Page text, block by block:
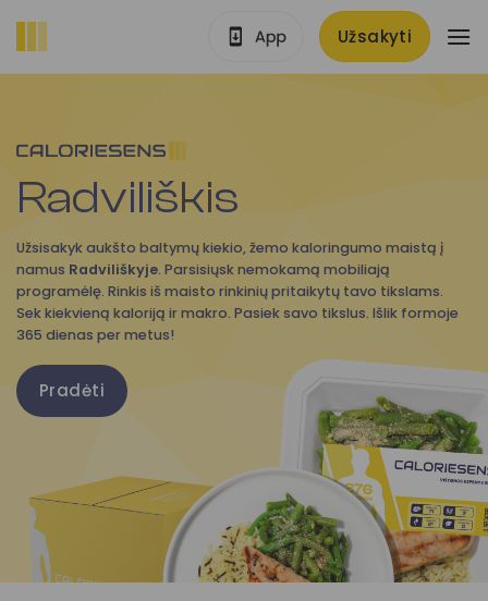
Užsakyti
Radviliškis
Užsisakyk aukšto baltymų kiekio, žemo kaloringumo maistą į
namus Radviliškyje. Parsisiųsk nemokamą mobiliają
programėlę. Rinkis iš maisto rinkinių pritaikytų tavo tikslams.
Sek kiekvieną kaloriją ir makro. Pasiek savo tikslus. Išlik formoje
365 dienas per metus!
Pradėti